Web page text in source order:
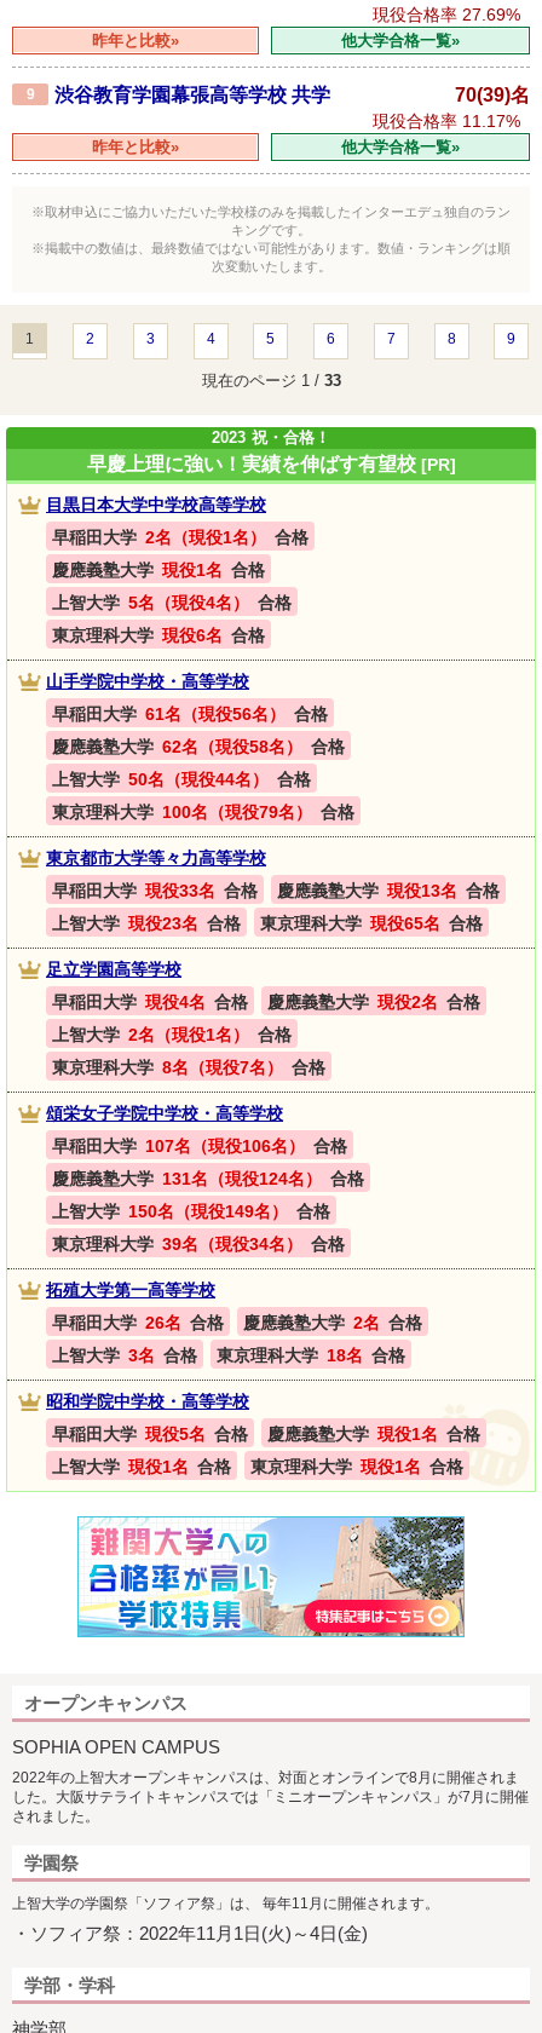
現役合格率 27.69%
昨年と比較» 他大学合格一覧»
9 渋谷教育学園幕張高等学校 共学 70(39)名
現役合格率 11.17%
昨年と比較» 他大学合格一覧»
※取材申込にご協力いただいた学校様のみを掲載したインターエデュ独自のラン
キングです。
※掲載中の数値は、最終数値ではない可能性があります。数値・ランキングは順
次変動いたします。
1 2 3 4 5 6 7 8 9
現在のページ 1 / 33
2023 祝・合格！
早慶上理に強い！実績を伸ばす有望校 [PR]
目黒日本大学中学校高等学校
早稲田大学 2名（現役1名）
合格
慶應義塾大学 現役1名 合格
上智大学 5名（現役4名）
合格
東京理科大学 現役6名 合格
山手学院中学校・高等学校
早稲田大学 61名（現役56名）
合格
慶應義塾大学 62名（現役58名）
合格
上智大学 50名（現役44名）
合格
東京理科大学 100名（現役79名） 合格
東京都市大学等々力高等学校
早稲田大学 現役33名 合格 慶應義塾大学 現役13名 合格
上智大学 現役23名 合格 東京理科大学 現役65名 合格
足立学園高等学校
早稲田大学 現役4名 合格 慶應義塾大学 現役2名 合格
上智大学 2名（現役1名）
合格
東京理科大学 8名（現役7名） 合格
頌栄女子学院中学校・高等学校
早稲田大学 107名（現役106名）
合格
慶應義塾大学 131名（現役124名）
合格
上智大学 150名（現役149名）
合格
東京理科大学 39名（現役34名） 合格
拓殖大学第一高等学校
早稲田大学 26名 合格 慶應義塾大学 2名 合格
上智大学 3名 合格 東京理科大学 18名 合格
昭和学院中学校・高等学校
早稲田大学 現役5名 合格 慶應義塾大学 現役1名 合格
上智大学 現役1名 合格 東京理科大学 現役1名 合格
オープンキャンパス
SOPHIA OPEN CAMPUS
2022年の上智大オープンキャンパスは、対面とオンラインで8月に開催されま
した。大阪サテライトキャンパスでは「ミニオープンキャンパス」が7月に開催
されました。
学園祭
上智大学の学園祭「ソフィア祭」は、 毎年11月に開催されます。
・ソフィア祭：2022年11月1日(火)～4日(金)
学部・学科
神学部